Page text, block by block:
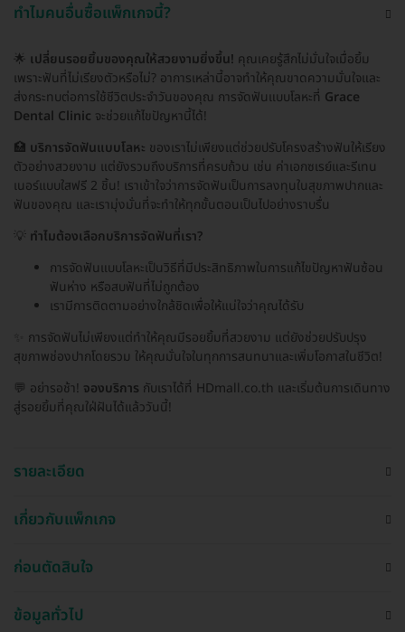
ทำไมคนอื่นซื้อแพ็กเกจนี้?
🌟 เปลี่ยนรอยยิ้มของคุณให้สวยงามยิ่งขึ้น! คุณเคยรู้สึกไม่มั่นใจเมื่อยิ้ม
เพราะฟันที่ไม่เรียงตัวหรือไม่? อาการเหล่านี้อาจทำให้คุณขาดความมั่นใจและ
ส่งกระทบต่อการใช้ชีวิตประจำวันของคุณ การจัดฟันแบบโลหะที่ Grace
Dental Clinic จะช่วยแก้ไขปัญหานี้ได้!
🏥 บริการจัดฟันแบบโลหะ ของเราไม่เพียงแต่ช่วยปรับโครงสร้างฟันให้เรียง
ตัวอย่างสวยงาม แต่ยังรวมถึงบริการที่ครบถ้วน เช่น ค่าเอกซเรย์และรีเทน
เนอร์แบบใสฟรี 2 ชิ้น! เราเข้าใจว่าการจัดฟันเป็นการลงทุนในสุขภาพปากและ
ฟันของคุณ และเรามุ่งมั่นที่จะทำให้ทุกขั้นตอนเป็นไปอย่างราบรื่น
💡 ทำไมต้องเลือกบริการจัดฟันที่เรา?
การจัดฟันแบบโลหะเป็นวิธีที่มีประสิทธิภาพในการแก้ไขปัญหาฟันซ้อน
ฟันห่าง หรือสบฟันที่ไม่ถูกต้อง
เรามีการติดตามอย่างใกล้ชิดเพื่อให้แน่ใจว่าคุณได้รับ
✨ การจัดฟันไม่เพียงแต่ทำให้คุณมีรอยยิ้มที่สวยงาม แต่ยังช่วยปรับปรุง
สุขภาพช่องปากโดยรวม ให้คุณมั่นใจในทุกการสนทนาและเพิ่มโอกาสในชีวิต!
💬 อย่ารอช้า! จองบริการ กับเราได้ที่ HDmall.co.th และเริ่มต้นการเดินทาง
สู่รอยยิ้มที่คุณใฝ่ฝันได้แล้ววันนี้!
รายละเอียด
เกี่ยวกับแพ็กเกจ
ก่อนตัดสินใจ
ข้อมูลทั่วไป